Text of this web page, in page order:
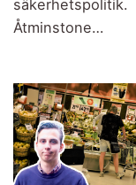
säkerhetspolitik.
Åtminstone…